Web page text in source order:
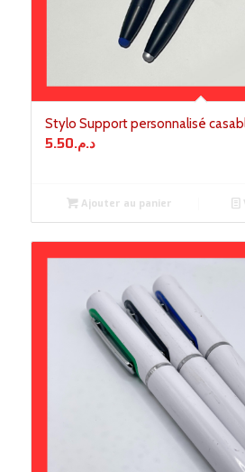
Stylo Support personnalisé
د.م.5.50
Ajouter au panier